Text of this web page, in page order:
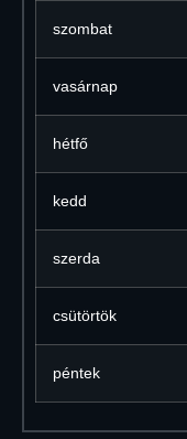
szombat
vasárnap
hétfő
kedd
szerda
csütörtök
péntek